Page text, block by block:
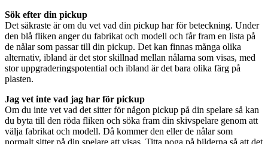
Sök efter din pickup
Det säkraste är om du vet vad din pickup har för beteckning. Under
den blå fliken anger du fabrikat och modell och får fram en lista på
de nålar som passar till din pickup. Det kan finnas många olika
alternativ, ibland är det stor skillnad mellan nålarna som visas, med
stor uppgraderingspotential och ibland är det bara olika färg på
plasten.
Jag vet inte vad jag har för pickup
Om du inte vet vad det sitter för någon pickup på din spelare så kan
du byta till den röda fliken och söka fram din skivspelare genom att
välja fabrikat och modell. Då kommer den eller de nålar som
normalt sitter på din spelare att visas. Titta noga på bilderna så att det